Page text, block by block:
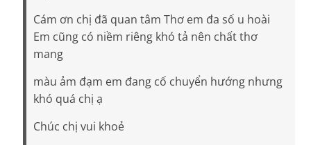
Cám ơn chị đã quan tâm Thơ em đa số u hoài
Em cũng có niềm riêng khó tả nên chất thơ
mang
màu ảm đạm em đang cố chuyển hướng nhưng
khó quá chị ạ
Chúc chị vui khoẻ